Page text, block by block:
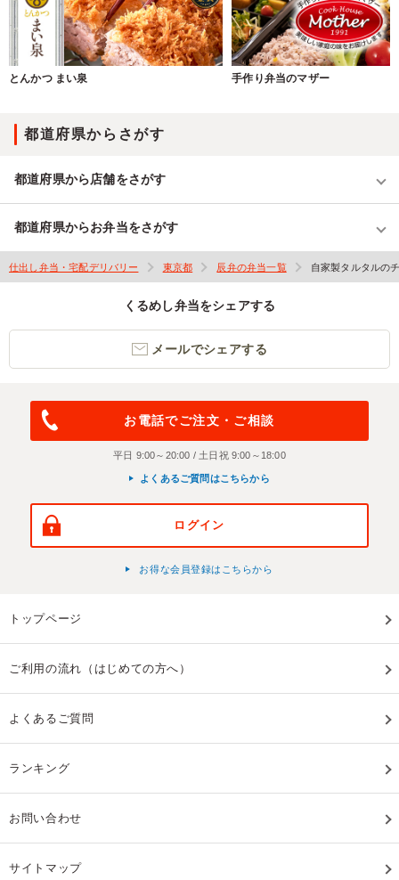
とんかつ まい泉 手作り弁当のマザー
都道府県からさがす
都道府県から店舗をさがす
都道府県からお弁当をさがす
仕出し弁当・宅配デリバリー 東京都 辰弁の弁当一覧 自家製タルタルの
くるめし弁当をシェアする
メールでシェアする
お電話でご注文・ご相談
平日 9:00～20:00 / 土日祝 9:00～18:00
よくあるご質問はこちらから
ログイン
お得な会員登録はこちらから
トップページ
ご利用の流れ（はじめての方へ）
よくあるご質問
ランキング
お問い合わせ
サイトマップ